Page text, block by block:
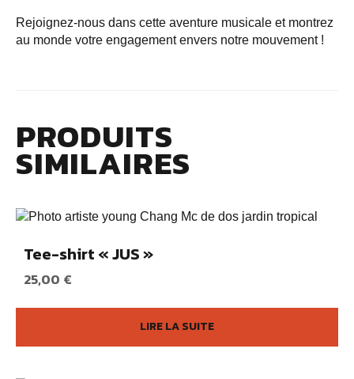
Rejoignez-nous dans cette aventure musicale et montrez
au monde votre engagement envers notre mouvement !
PRODUITS
SIMILAIRES
Tee-shirt « JUS »
25,00 €
LIRE LA SUITE